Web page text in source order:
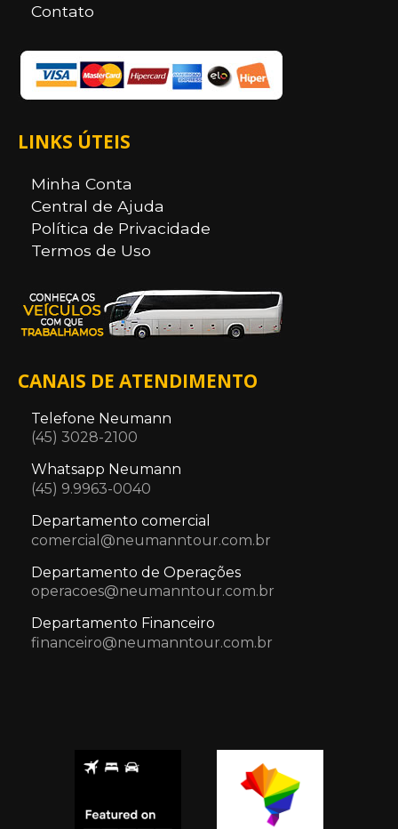
Contato
LINKS ÚTEIS
Minha Conta
Central de Ajuda
Política de Privacidade
Termos de Uso
CANAIS DE ATENDIMENTO
Telefone Neumann
(45) 3028-2100
Whatsapp Neumann
(45) 9.9963-0040
Departamento comercial
comercial@neumanntour.com.br
Departamento de Operações
operacoes@neumanntour.com.br
Departamento Financeiro
financeiro@neumanntour.com.br